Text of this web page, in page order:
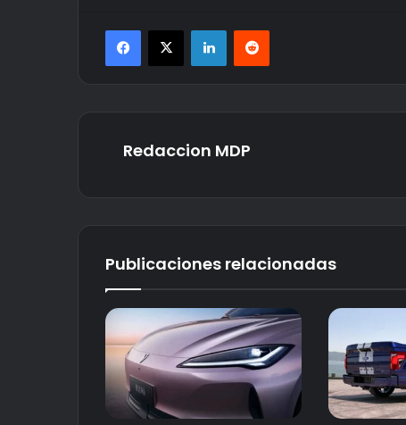
Redaccion MDP
Publicaciones relacionadas